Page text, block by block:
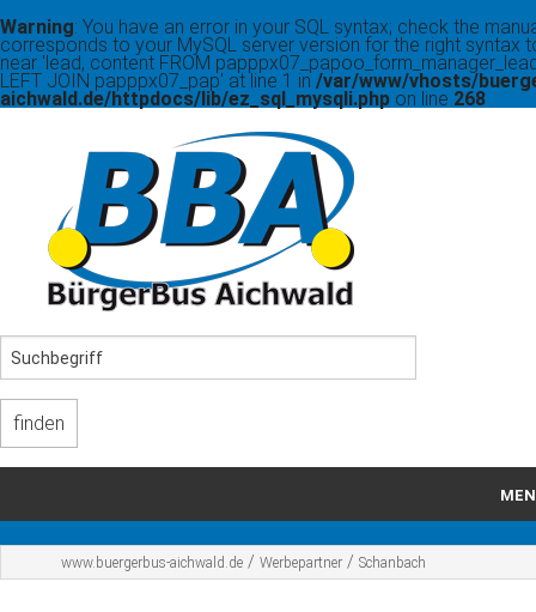
Warning: You have an error in your SQL syntax; check the
corresponds to your MySQL server version for the right syntax
near 'lead, content FROM
LEFT JOIN papppx07_pap' at line 1 in /var/www/vhosts/
aichwald.de/httpdocs/lib/ez_sql_mysqli.php on line 268
Startseite
www.buergerbus-aichwald.de / Werbepartner / Schanbach